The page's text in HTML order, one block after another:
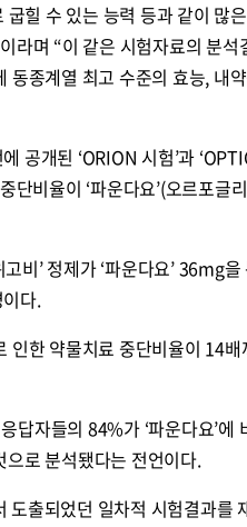
힐 수 있는 능력 등과 같이 많
라며 “이 같은 시험자료의 분석
동종계열 최고 수준의 효능, 내
공개된 ‘ORION 시험’과
단비율이 ‘파운다요’(오르포글
비’ 정제가 ‘파운다요’ 36mg
다.
인한 약물치료 중단비율이 14
답자들의 84%가 ‘파운다요’에
로 분석됐다는 전언이다.
도출되었던 일차적 시험결과를